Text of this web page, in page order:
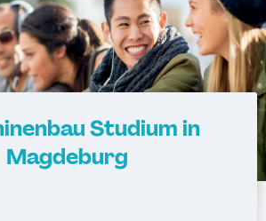
Studium in
Magdeburg